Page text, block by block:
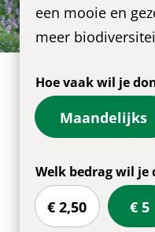
een mooie en
meer
Hoe vaak wil je
Maandelijks
Welk bedrag wil je
€ 2,50 € 5